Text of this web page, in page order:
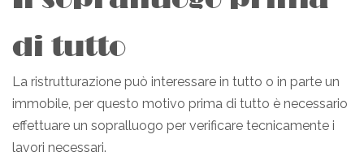
di tutto
La ristrutturazione può interessare in tutto o in parte un
immobile, per questo motivo prima di tutto è necessario
effettuare un sopralluogo per verificare tecnicamente i
lavori necessari.